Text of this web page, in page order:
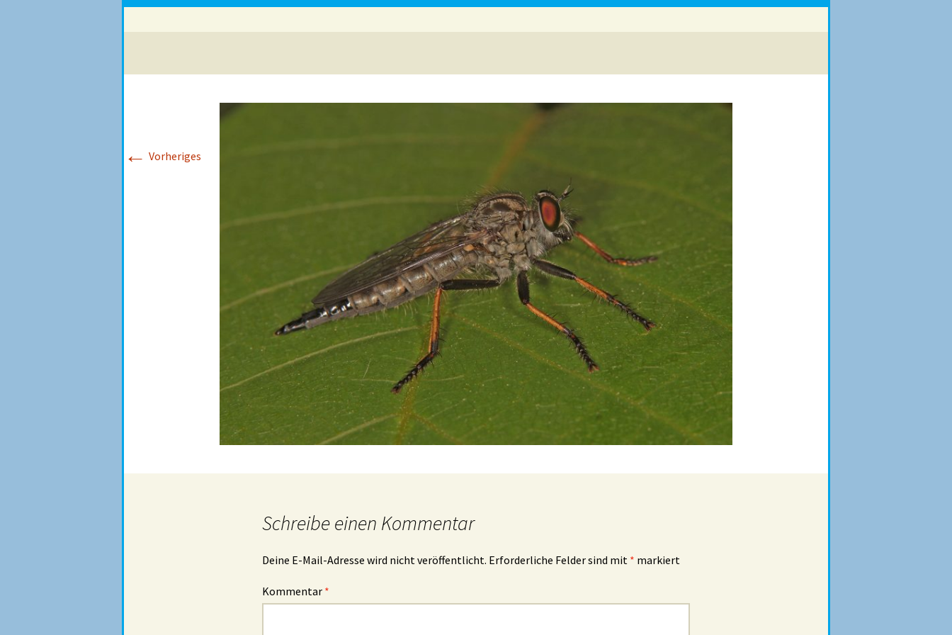
← Vorheriges
Schreibe einen Kommentar
Deine E-Mail-Adresse wird nicht veröffentlicht. Erforderliche Felder sind mit * markiert
Kommentar *